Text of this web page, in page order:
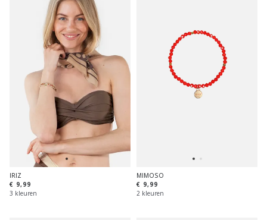
IRIZ
€ 9,99
3 kleuren
MIMOSO
€ 9,99
2 kleuren